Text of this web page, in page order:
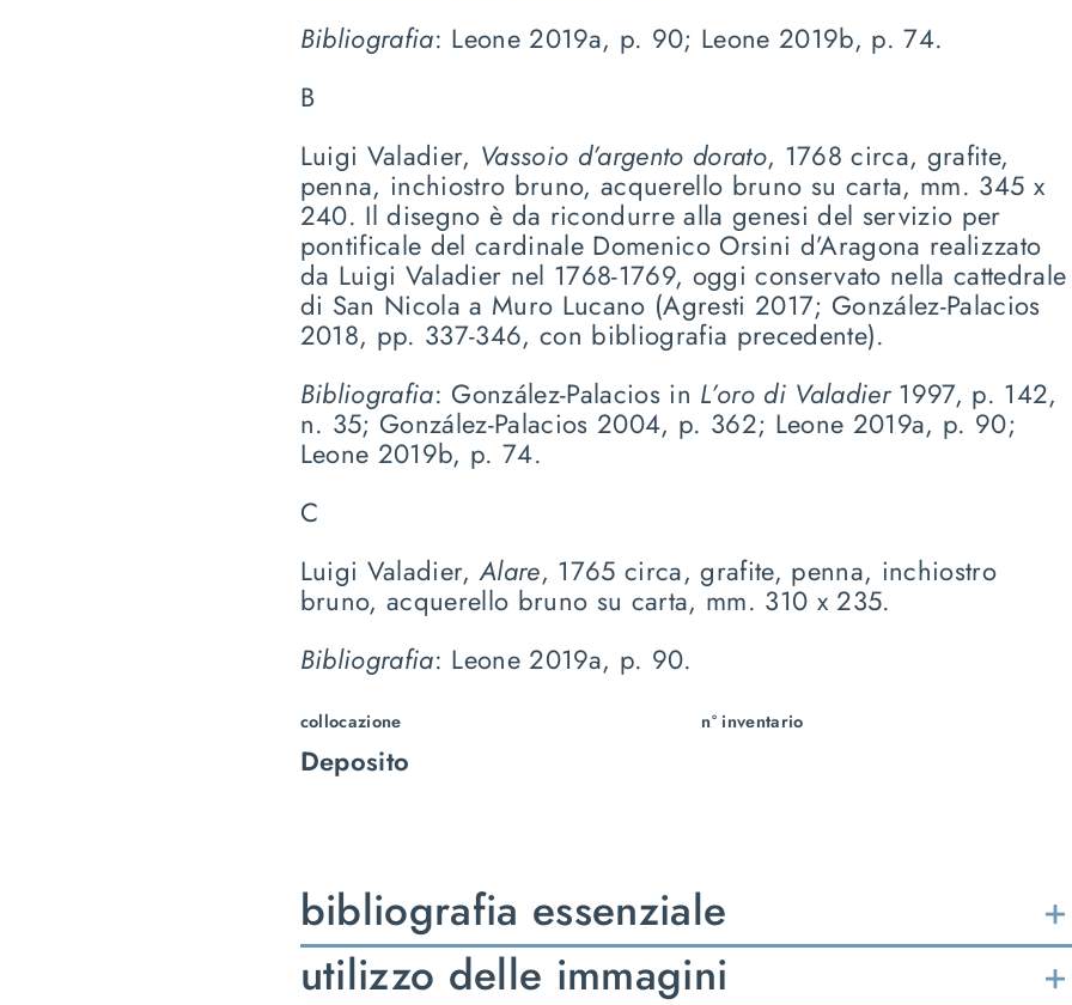
Bibliografia: Leone 2019a, p. 90; Leone 2019b, p. 74.
B
Luigi Valadier, Vassoio d’argento dorato, 1768 circa, grafite,
penna, inchiostro bruno, acquerello bruno su carta, mm. 345 x
240. Il disegno è da ricondurre alla genesi del servizio per
pontificale del cardinale Domenico Orsini d’Aragona realizzato
da Luigi Valadier nel 1768-1769, oggi conservato nella cattedrale
di San Nicola a Muro Lucano (Agresti 2017; González-Palacios
2018, pp. 337-346, con bibliografia precedente).
Bibliografia: González-Palacios in L’oro di Valadier1997, p. 142,
n. 35; González-Palacios 2004, p. 362; Leone 2019a, p. 90;
Leone 2019b, p. 74.
C
Luigi Valadier,Alare, 1765 circa, grafite, penna, inchiostro
bruno, acquerello bruno su carta, mm. 310 x 235.
Bibliografia: Leone 2019a, p. 90.
collocazione
Deposito
n° inventario
bibliografia essenziale
utilizzo delle immagini